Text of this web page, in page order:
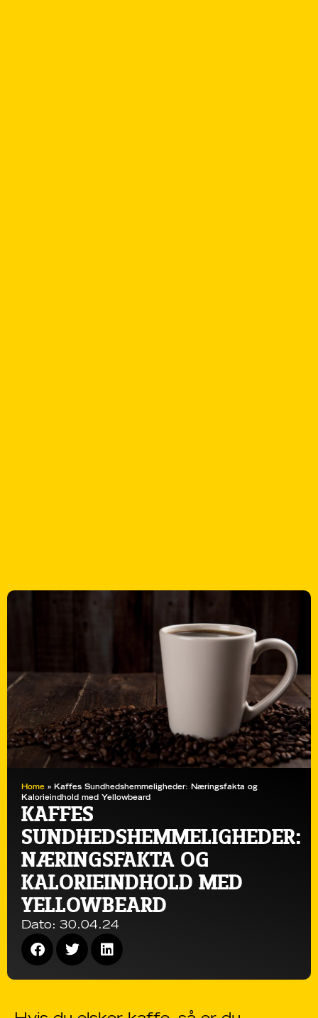
Home » Kaffes Sundhedshemmeligheder: Næringsfakta og
Kalorieindhold med Yellowbeard
KAFFES
SUNDHEDSHEMMELIGHEDER:
NÆRINGSFAKTA OG
KALORIEINDHOLD MED
YELLOWBEARD
Dato: 30.04.24